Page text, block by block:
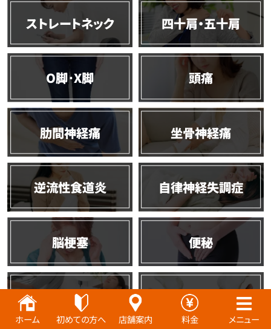
ホーム 初めての方へ 店舗案内 料金 メニュー
ストレートネック 四十肩・五十肩
O脚･X脚 頭痛
肋間神経痛 坐骨神経痛
逆流性食道炎 自律神経失調症
脳梗塞 便秘
全身骨格矯正 産後骨盤矯正